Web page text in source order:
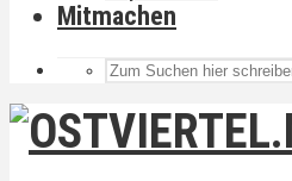
Mitmachen